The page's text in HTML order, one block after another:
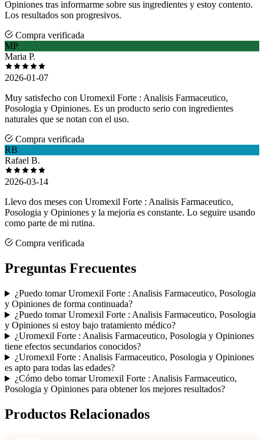
Opiniones tras informarme sobre sus ingredientes y estoy contento.
Los resultados son progresivos.
Compra verificada
MP
Maria P.
2026-01-07
Muy satisfecho con Uromexil Forte : Analisis Farmaceutico,
Posologia y Opiniones. Es un producto serio con ingredientes
naturales que se notan con el uso.
Compra verificada
RB
Rafael B.
2026-03-14
Llevo dos meses con Uromexil Forte : Analisis Farmaceutico,
Posologia y Opiniones y la mejoria es constante. Lo seguire usando
como parte de mi rutina.
Compra verificada
Preguntas Frecuentes
¿Puedo tomar Uromexil Forte : Analisis Farmaceutico, Posologia
y Opiniones de forma continuada?
¿Puedo tomar Uromexil Forte : Analisis Farmaceutico, Posologia
y Opiniones si estoy bajo tratamiento médico?
¿Uromexil Forte : Analisis Farmaceutico, Posologia y Opiniones
tiene efectos secundarios conocidos?
¿Uromexil Forte : Analisis Farmaceutico, Posologia y Opiniones
es apto para todas las edades?
¿Cómo debo tomar Uromexil Forte : Analisis Farmaceutico,
Posologia y Opiniones para obtener los mejores resultados?
Productos Relacionados